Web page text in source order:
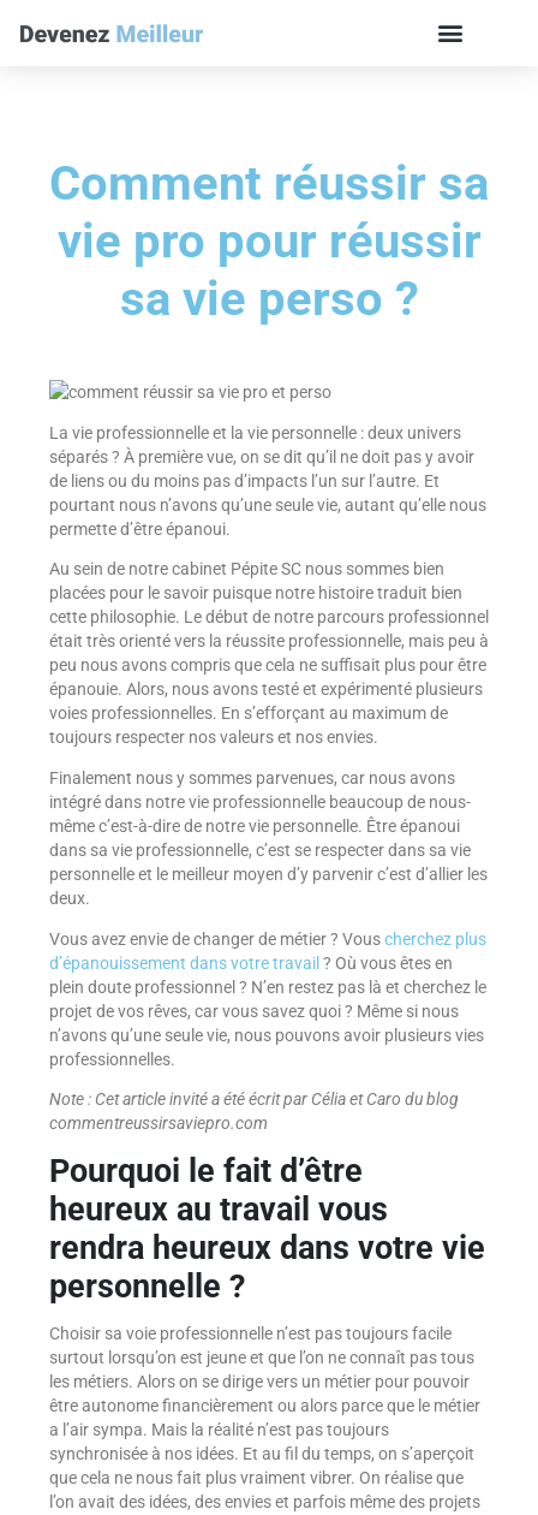
Comment réussir sa
vie pro pour réussir
sa vie perso ?
La vie professionnelle et la vie personnelle : deux univers
séparés ? À première vue, on se dit qu’il ne doit pas y avoir
de liens ou du moins pas d’impacts l’un sur l’autre. Et
pourtant nous n’avons qu’une seule vie, autant qu’elle nous
permette d’être épanoui.
Au sein de notre cabinet Pépite SC nous sommes bien
placées pour le savoir puisque notre histoire traduit bien
cette philosophie. Le début de notre parcours professionnel
était très orienté vers la réussite professionnelle, mais peu à
peu nous avons compris que cela ne suffisait plus pour être
épanouie. Alors, nous avons testé et expérimenté plusieurs
voies professionnelles. En s’efforçant au maximum de
toujours respecter nos valeurs et nos envies.
Finalement nous y sommes parvenues, car nous avons
intégré dans notre vie professionnelle beaucoup de nous-
même c’est-à-dire de notre vie personnelle. Être épanoui
dans sa vie professionnelle, c’est se respecter dans sa vie
personnelle et le meilleur moyen d’y parvenir c’est d’allier les
deux.
Vous avez envie de changer de métier ? Vouscherchez plus
d’épanouissement dans votre travail? Où vous êtes en
plein doute professionnel ? N’en restez pas là et cherchez le
projet de vos rêves, car vous savez quoi ? Même si nous
n’avons qu’une seule vie, nous pouvons avoir plusieurs vies
professionnelles.
Note : Cet article invité a été écrit par Célia et Caro du blog
commentreussirsaviepro.com
Pourquoi le fait d’être
heureux au travail vous
rendra heureux dans votre vie
personnelle ?
Choisir sa voie professionnelle n’est pas toujours facile
surtout lorsqu’on est jeune et que l’on ne connaît pas tous
les métiers. Alors on se dirige vers un métier pour pouvoir
être autonome financièrement ou alors parce que le métier
a l’air sympa. Mais la réalité n’est pas toujours
synchronisée à nos idées. Et au fil du temps, on s’aperçoit
que cela ne nous fait plus vraiment vibrer. On réalise que
l’on avait des idées, des envies et parfois même des projets